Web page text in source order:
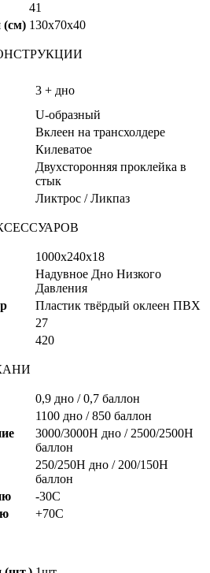
41
(см) 130х70х40
3 + дно
U-образный
Вклеен на трансхолдере
Килеватое
Двухсторонняя проклейка в
стык
Ликтрос / Ликпаз
1000х240х18
Надувное Дно Низкого
Давления
Пластик твёрдый оклеен ПВХ
27
420
0,9 дно / 0,7 баллон
1100 дно / 850 баллон
3000/3000H дно / 2500/2500H
баллон
250/250Н дно / 200/150Н
баллон
-30С
+70C